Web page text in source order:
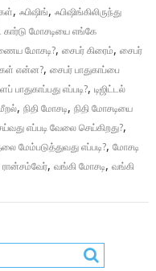
,ஃபிஷிங்,ஃபிஷிங்கிலிருந்து
கார்டு மோசடியை எங்கே
மோசடி?,சைபர் கிரைம்,சைபர்
என்ன?,சைபர் பாதுகாப்பை
பாதுகாப்பது எப்படி?,டிஜிட்டல்
,நிதி மோசடி,நிதி மோசடியை
எப்படி வேலை செய்கிறது?,
மேம்படுத்துவது எப்படி?,மோசடி
ரான்சம்வேர்,வங்கி மோசடி,வங்கி